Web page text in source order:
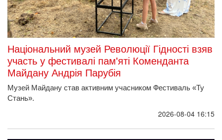
Національний музей Революції Гідності взяв
участь у фестивалі пам'яті Коменданта
Майдану Андрія Парубія
Музей Майдану став активним учасником Фестиваль «Ту
Стань».
2026-08-04 16:15